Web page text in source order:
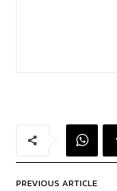
PREVIOUS ARTICLE